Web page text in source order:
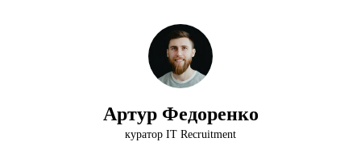
Артур Федоренко
куратор IT Recruitment